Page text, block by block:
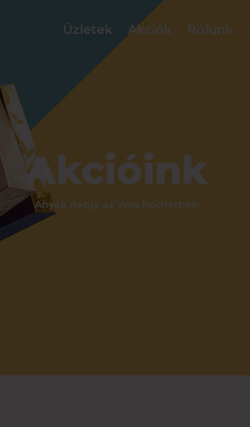
Üzletek Akciók Rólunk
Akcióink
Anyák napja az Yves Rocherben